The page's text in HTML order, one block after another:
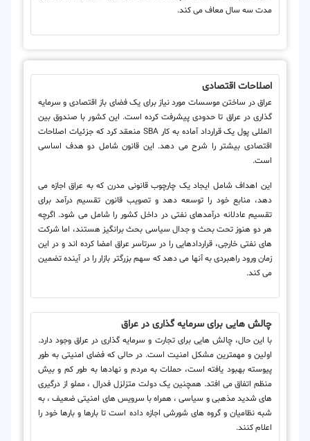
مدت سه سال معاف می کند.
اصلاحات اقتصادی
عراق در ساختن موسسات مورد نیاز برای یک فضای باز اقتصادی و سرمایه
گذاری در عراق تا حدودی پیشرفت کرده است. این کشور با صندوق بین
المللی پول یک قرارداد آماده به کار SBA منعقد کرد که جزئیات اصلاحات
اقتصادی بیشتر را شرح می دهد. این قانون شامل دو هدف اساسی
است.
این اهداف شامل ایجاد یک چارچوب قانونی مدرن که به عراق اجازه می
دهد، منابع خود را توسعه دهد و تصویب قانون تقسیم درآمد برای
تقسیم عادلانه درآمدهای نفتی در داخل کشور را شامل می شود. اگرچه
هر دو هنوز تحت بحث و جدال سیاسی بحث برانگیز هستند، اما شرکت
های نفتی خارجی، قراردادهایی را در سرتاسر عراق امضا کرده اند و در این
زمان ورود راهبردی به آنها می دهد که سهم بزرگتر بازار را در آینده تضمین
می کند.
چالش هایی برای سرمایه گذاری در عراق
با این حال، چالش هایی برای تجارت و سرمایه گذاری در عراق وجود دارد.
اولین و مهمترین مشکل امنیت است. در حالی که فضای امنیتی به طور
پیوسته بهبود یافته است، حملات به مردم و نهادها به طور کم و بیش
منظم اتفاق می افتد. همچنین یک دولت متزلزل فدرال ، مملو از درگیری
های شدید مذهبی و سیاسی ، همراه با سرویس های امنیتی ضعیف ، به
شبه نظامیان و گروه های شورشی اجازه داده است تا بارها و بارها خود را
اعلام کنند.